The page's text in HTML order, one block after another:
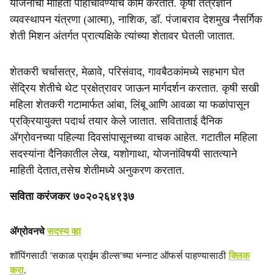
योजनांची माहिती पोहोचविण्याचे काम करतात. कृषी तंत्रज्ञान
व्यवस्थापन यंत्रणा (आत्मा), नाशिक, डॉ. पंजाबराव देशमुख नैसर्गिक
शेती मिशन अंतर्गत प्रात्यक्षिके त्यांच्या शेतावर घेतली जातात.
शेतकरी चर्चासत्र, मेळावे, परिसंवाद, गावबैठकांमध्ये सहभाग घेत
सेंद्रिय शेतीचे थेट प्रक्षेत्रावर जाऊन मार्गदर्शन करतात. कृषी सखी
महिला शेतकरी गटामार्फत आंबा, लिंबू आणि आवळा या फळांपासून
प्रक्रियायुक्त पदार्थ तयार केले जातात. सविताताई दैनिक
ॲग्रोवनच्या पहिल्या दिवसांपासूनच्या वाचक आहेत. गटातील महिला
सदस्यांना दैनिकातील लेख, यशोगाथा, योजनांविषयी सातत्याने
माहिती देतात,तसेच शेतीमध्ये अनुकरण करतात.
सविता करंजकर ७०२०२६४९३७
ॲग्रोवनचेसदस्य व्हा
शॉपिंगसाठी 'सकाळ प्राईम डील्स'च्या भन्नाट ऑफर्स पाहण्यासाठीक्लिक
करा.